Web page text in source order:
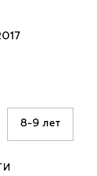
8-9 лет